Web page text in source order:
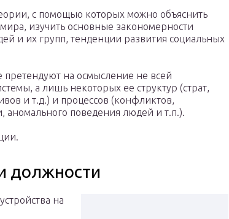
с помощью которых можно объяснить
изучить основные закономерности
и их групп, тенденции развития социальных
претендуют на осмысление не всей
а лишь некоторых ее структур (страт,
и т.д.) и процессов (конфликтов,
аномального поведения людей и т.п.).
должности
на